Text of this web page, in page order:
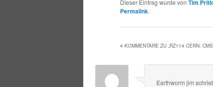
Dieser Eintrag wurde von Tim
Permalink.
4 KOMMENTARE ZU „ RZ114 CERN: CMS
Earthworm jim